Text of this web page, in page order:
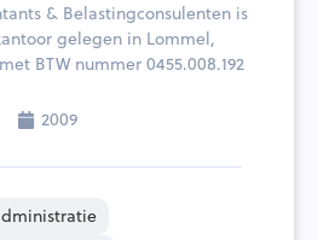
& Belastingconsulenten is
gelegen in Lommel,
BTW nummer 0455.008.192
2009